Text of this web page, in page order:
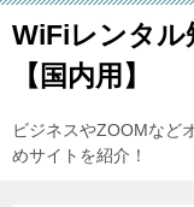
WiFiレンタル
【国内用】
ビジネスやZOOMなど
めサイトを紹介！